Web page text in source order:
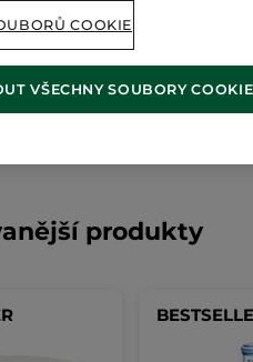
produkty
COOKIE
VŠECHNY SOUBORY COOKIE